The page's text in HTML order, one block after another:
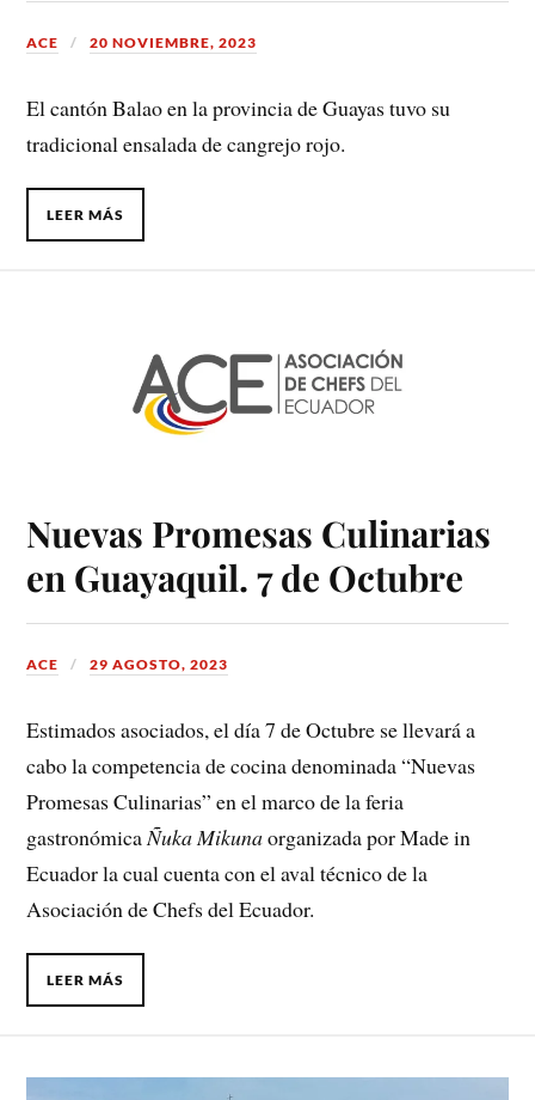
ACE 20 NOVIEMBRE, 2023
El cantón Balao en la provincia de Guayas tuvo su
tradicional ensalada de cangrejo rojo.
LEER MÁS
Nuevas Promesas Culinarias
en Guayaquil. 7 de Octubre
ACE 29 AGOSTO, 2023
Estimados asociados, el día 7 de Octubre se llevará a
cabo la competencia de cocina denominada “Nuevas
Promesas Culinarias” en el marco de la feria
gastronómicaÑuka Mikunaorganizada por Made in
Ecuador la cual cuenta con el aval técnico de la
Asociación de Chefs del Ecuador.
LEER MÁS